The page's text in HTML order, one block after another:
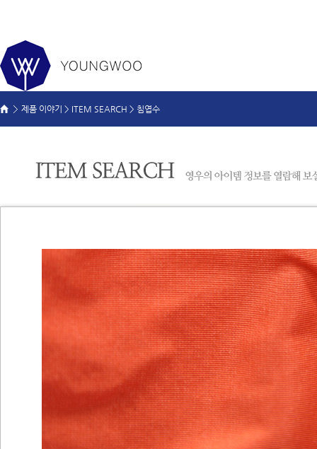
제품 이야기 > ITEM SEARCH > 침엽수